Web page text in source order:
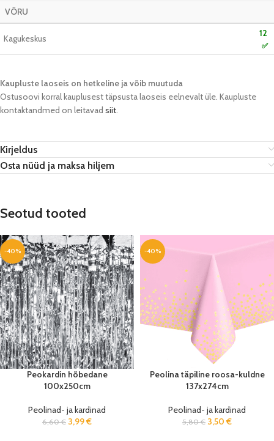
VÕRU
Kagukeskus 12
✅
Kaupluste laoseis on hetkeline ja võib muutuda​
Ostusoovi korral kauplusest täpsusta laoseis eelnevalt üle. Kaupluste
kontaktandmed on leitavad siit.
Kirjeldus
Osta nüüd ja maksa hiljem
Seotud tooted
-40%
Peokardin hõbedane
100x250cm
Peolinad- ja kardinad
6,60€ 3,99€
-40%
Peolina täpiline roosa-kuldne
137x274cm
Peolinad- ja kardinad
5,80€ 3,50 €